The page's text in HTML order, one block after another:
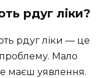
рдуг ліки?
рдуг ліки — це
Мало
маєш уявлення.